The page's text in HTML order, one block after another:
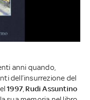
anni quando,
dell’insurrezione del
1997, Rudi Assuntino